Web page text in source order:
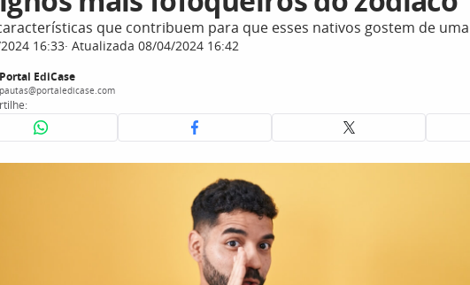
que contribuem para que esses nativos gostem de
16:33 Atualizada 08/04/2024 16:42
Portal EdiCase
pautas@portaledicase.com